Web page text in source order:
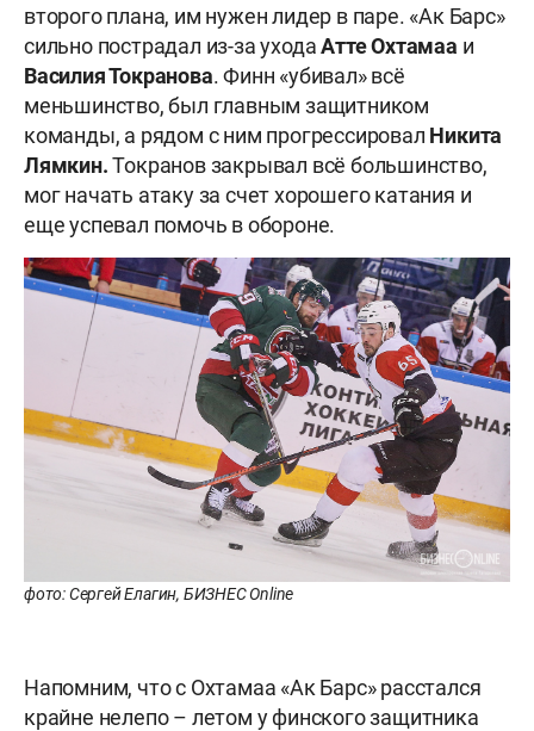
второго плана, им нужен лидер в паре. «Ак Барс»
сильно пострадал из-за уходаАтте Охтамаа и
Василия Токранова. Финн «убивал» всё
меньшинство, был главным защитником
команды, а рядом с ним прогрессировал Никита
Лямкин.Токранов закрывал всё большинство,
мог начать атаку за счет хорошего катания и
еще успевал помочь в обороне.
фото: Сергей Елагин, БИЗНЕС Online
Напомним, что с Охтамаа «Ак Барс» расстался
крайне нелепо – летом у финского защитника